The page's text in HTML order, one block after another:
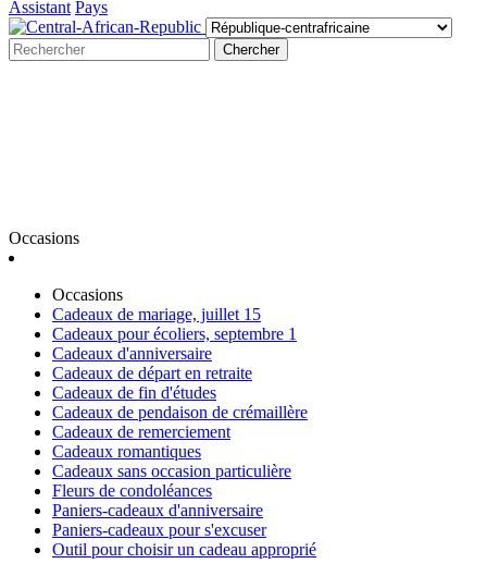
Assistant Pays
Chercher
Occasions
Occasions
Cadeaux de mariage, juillet 15
Cadeaux pour écoliers, septembre 1
Cadeaux d'anniversaire
Cadeaux de départ en retraite
Cadeaux de fin d'études
Cadeaux de pendaison de crémaillère
Cadeaux de remerciement
Cadeaux romantiques
Cadeaux sans occasion particulière
Fleurs de condoléances
Paniers-cadeaux d'anniversaire
Paniers-cadeaux pour s'excuser
Outil pour choisir un cadeau approprié